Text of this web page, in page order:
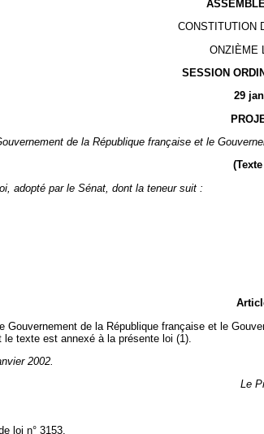
CONSTITUTION
ONZIÈME
SESSION
29
de la République française et le
adopté par le Sénat, dont la teneur suit :
Gouvernement de la République française et le
texte est annexé à la présente loi (1).
2002.
Le
loi n° 3153.